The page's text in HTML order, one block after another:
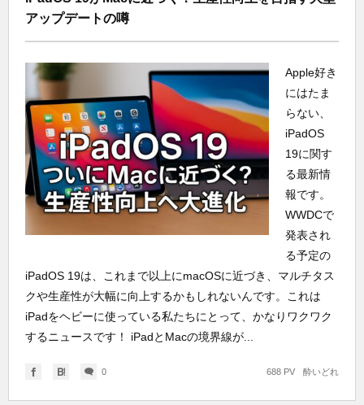
アップデートの噂
Apple好き
にはたま
らない、
iPadOS
19に関す
る最新情
報です。
WWDCで
発表され
る予定の
iPadOS 19は、これまで以上にmacOSに近づき、マルチタス
クや生産性が大幅に向上するかもしれないんです。これは
iPadをヘビーに使っている私たちにとって、かなりワクワク
するニュースです！ iPadとMacの境界線が...
0 酔いどれ
688 PV